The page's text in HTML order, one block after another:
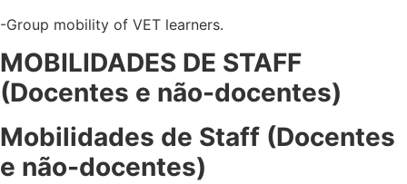
-Group mobility of VET learners.
MOBILIDADES DE STAFF
(Docentes e não-docentes)
Mobilidades de Staff (Docentes
e não-docentes)